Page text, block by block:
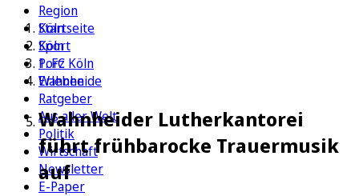
Region
Köln
Sport
1. FC Köln
Erleben
Ratgeber
Aus aller Welt
Politik
Wirtschaft
Newsletter
E-Paper
Startseite
Köln
Porz
Wahnheide
Wahnheider Lutherkantorei
führt frühbarocke Trauermusik
auf